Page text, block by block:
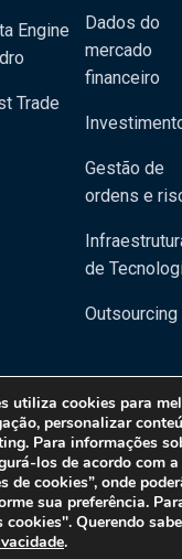
utiliza cookies para
personalizar
Para informações
los de acordo com
de cookies”, onde
sua preferência.
Querendo
.
Engine
Trade
Dados do
mercado
financeiro
Gestão de
ordens e
de
Outsourcing
- Todos os
20.129.023/0001-08
Política de Privacidade